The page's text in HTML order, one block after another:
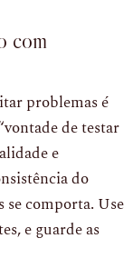
com
problemas é
de testar
e
do
se comporta. Use
e guarde as